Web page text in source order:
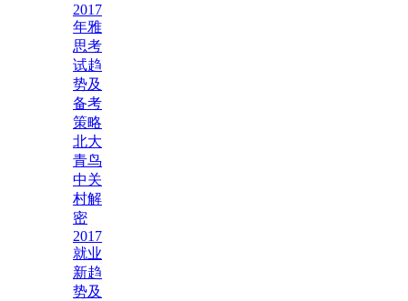
2017
年雅
思考
试趋
势及
备考
策略
北大
青鸟
中关
村解
密
2017
就业
新趋
势及